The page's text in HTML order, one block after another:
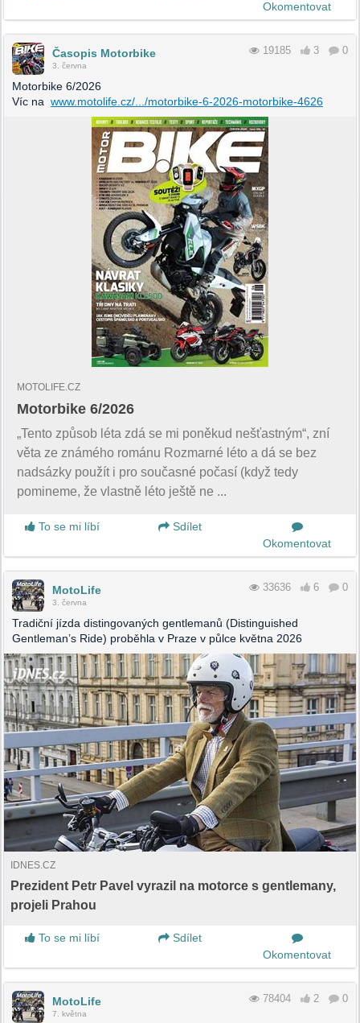
Okomentovat
Časopis Motorbike
3. června
19185 3 0
Motorbike 6/2026
Víc na www.motolife.cz/.../motorbike-6-2026-motorbike-4626
MOTOLIFE.CZ
Motorbike 6/2026
„Tento způsob léta zdá se mi poněkud nešťastným“, zní
věta ze známého románu Rozmarné léto a dá se bez
nadsázky použít i pro současné počasí (když tedy
pomineme, že vlastně léto ještě ne ...
To se mi líbí
Sdílet
Okomentovat
MotoLife
3. června
33636 6 0
Tradiční jízda distingovaných gentlemanů (Distinguished
Gentleman’s Ride) proběhla v Praze v půlce května 2026
IDNES.CZ
Prezident Petr Pavel vyrazil na motorce s gentlemany,
projeli Prahou
To se mi líbí
Sdílet
Okomentovat
MotoLife
7. května
78404 2 0